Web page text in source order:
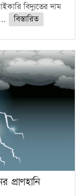
বিদ্যুতের দাম
বিস্তারিত
প্রাণহানি